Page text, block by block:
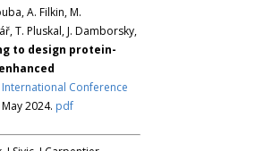
A. Filkin, M.
T. Pluskal, J. Damborsky,
to design protein-
Conference
May 2024. pdf